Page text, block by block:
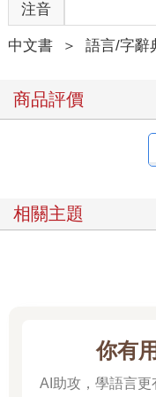
注音
中文書 ＞ 語言/字辭
商品評價
相關主題
你有
AI助攻，學語言更